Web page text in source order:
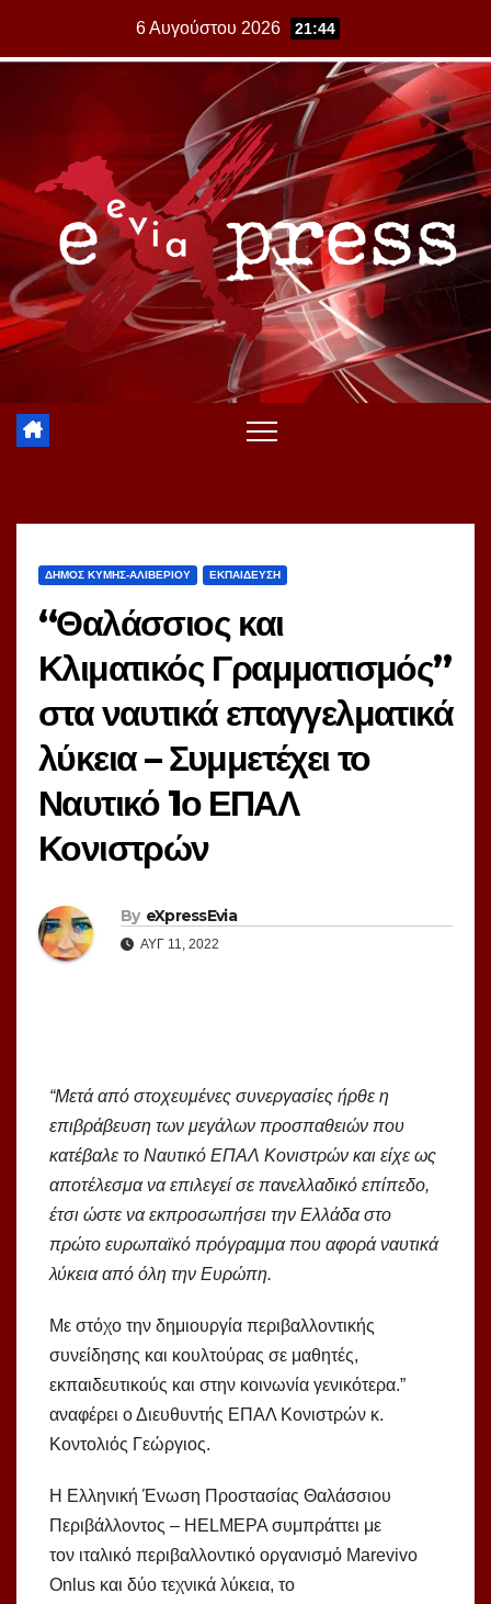
6 Αυγούστου 2026 21:44
ΔΗΜΟΣ ΚΥΜΗΣ-ΑΛΙΒΕΡΙΟΥ ΕΚΠΑΙΔΕΥΣΗ
“Θαλάσσιος και
Κλιματικός Γραμματισμός”
στα ναυτικά επαγγελματικά
λύκεια – Συμμετέχει το
Ναυτικό 1ο ΕΠΑΛ
Κονιστρών
By eXpressEvia
ΑΥΓ 11, 2022
“Μετά από στοχευμένες συνεργασίες ήρθε η
επιβράβευση των μεγάλων προσπαθειών που
κατέβαλε το Ναυτικό ΕΠΑΛ Κονιστρών και είχε ως
αποτέλεσμα να επιλεγεί σε πανελλαδικό επίπεδο,
έτσι ώστε να εκπροσωπήσει την Ελλάδα στο
πρώτο ευρωπαϊκό πρόγραμμα που αφορά ναυτικά
λύκεια από όλη την Ευρώπη.
Με στόχο την δημιουργία περιβαλλοντικής
συνείδησης και κουλτούρας σε μαθητές,
εκπαιδευτικούς και στην κοινωνία γενικότερα.”
αναφέρει ο Διευθυντής ΕΠΑΛ Κονιστρών κ.
Κοντολιός Γεώργιος.
Η Ελληνική Ένωση Προστασίας Θαλάσσιου
Περιβάλλοντος – HELMEPA συμπράττει με
τον ιταλικό περιβαλλοντικό οργανισμό Marevivo
Onlus και δύο τεχνικά λύκεια, το